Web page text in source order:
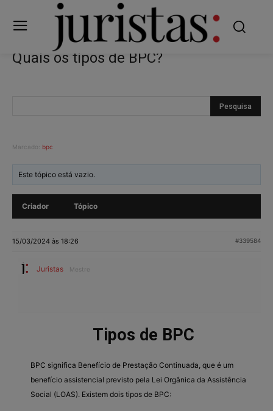
Quais os tipos de BPC?
Marcado: bpc
Este tópico está vazio.
Criador Tópico
15/03/2024 às 18:26 #339584
Juristas Mestre
Tipos de BPC
BPC significa Benefício de Prestação Continuada, que é um
benefício assistencial previsto pela Lei Orgânica da Assistência
Social (LOAS). Existem dois tipos de BPC: